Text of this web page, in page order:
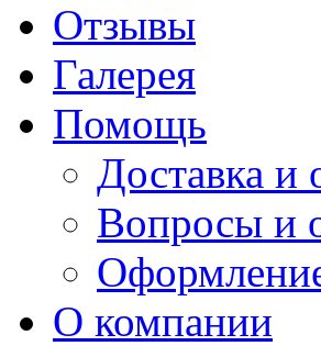
Отзывы
Галерея
Помощь
Доставка и
Вопросы и
О компании